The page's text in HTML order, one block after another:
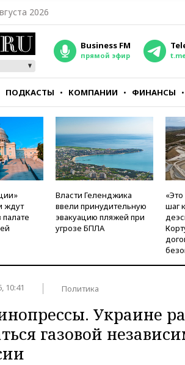
2026
Business FM
прямой эфир
ПОДКАСТЫ КОМПАНИИ ФИНАНСЫ
ждут
палате
Власти Геленджика
ввели принудительную
эвакуацию пляжей при
угрозе БПЛА
шаг
10:41 Политика
Украине
газовой